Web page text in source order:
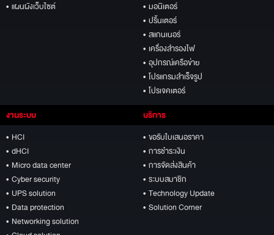
• แผนผังเว็บไซต์
• มอนิเตอร์
• ปริ้นเตอร์
• สแกนเนอร์
• เครื่องสำรองไฟ
• อุปกรณ์เครือข่าย
• โปรแกรมสำเร็จรูป
• โปรเจคเตอร์
งานระบบ
• HCI
• dHCI
• Micro data center
• Cyber security
• UPS solution
• Data protection
• Networking solution
บริการ
• ขอรับใบเสนอราคา
• การชำระเงิน
• การจัดส่งสินค้า
• ระบบสมาชิก
• Technology Update
• Solution Corner